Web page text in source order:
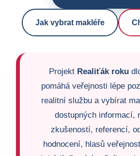
Jak vybrat makléře
Projekt Realiťák roku
pomáhá veřejnosti lépe
realitní službu a vybírat
dostupných informací,
zkušeností, referencí,
hodnocení, hlasů